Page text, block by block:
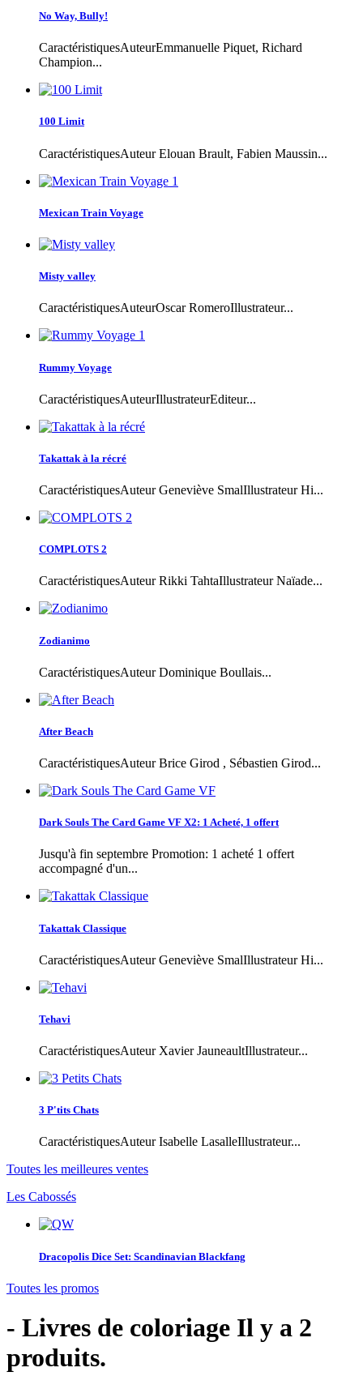
No Way, Bully!
CaractéristiquesAuteurEmmanuelle Piquet, Richard
Champion...
100 Limit
CaractéristiquesAuteur Elouan Brault, Fabien Maussin...
Mexican Train Voyage
Misty valley
CaractéristiquesAuteurOscar RomeroIllustrateur...
Rummy Voyage
CaractéristiquesAuteurIllustrateurEditeur...
Takattak à la récré
CaractéristiquesAuteur Geneviève SmalIllustrateur Hi...
COMPLOTS 2
CaractéristiquesAuteur Rikki TahtaIllustrateur Naïade...
Zodianimo
CaractéristiquesAuteur Dominique Boullais...
After Beach
CaractéristiquesAuteur Brice Girod , Sébastien Girod...
Dark Souls The Card Game VF X2: 1 Acheté, 1 offert
Jusqu'à fin septembre Promotion: 1 acheté 1 offert
accompagné d'un...
Takattak Classique
CaractéristiquesAuteur Geneviève SmalIllustrateur Hi...
Tehavi
CaractéristiquesAuteur Xavier JauneaultIllustrateur...
3 P'tits Chats
CaractéristiquesAuteur Isabelle LasalleIllustrateur...
Toutes les meilleures ventes
Les Cabossés
Dracopolis Dice Set: Scandinavian Blackfang
Toutes les promos
- Livres de coloriage Il y a 2
produits.